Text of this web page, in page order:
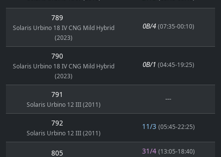
789
Solaris Urbino 18 IV CNG Mild Hybrid
(2023)
0B/4 (07:35-00:10)
790
Solaris Urbino 18 IV CNG Mild Hybrid
(2023)
0B/1 (04:45-19:25)
791
Solaris Urbino 12 III (2011)
---
792
Solaris Urbino 12 III (2011)
11/3 (05:45-22:25)
805 31/4 (13:05-18:40)